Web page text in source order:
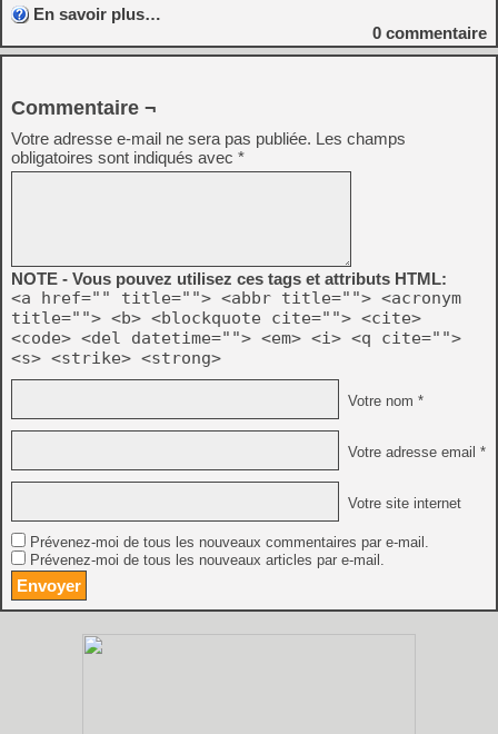
En savoir plus…
0 commentaire
Commentaire ¬
Votre adresse e-mail ne sera pas publiée. Les champs
obligatoires sont indiqués avec *
NOTE - Vous pouvez utilisez ces tags et attributs HTML:
<a href="" title=""> <abbr title=""> <acronym
title=""> <b> <blockquote cite=""> <cite>
<code> <del datetime=""> <em> <i> <q cite="">
<s> <strike> <strong>
Votre nom *
Votre adresse email *
Votre site internet
Prévenez-moi de tous les nouveaux commentaires par e-mail.
Prévenez-moi de tous les nouveaux articles par e-mail.